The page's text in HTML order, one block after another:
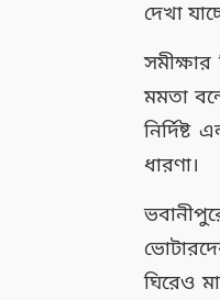
দেখা
মমতা
ধারণা।
ঘিরেও